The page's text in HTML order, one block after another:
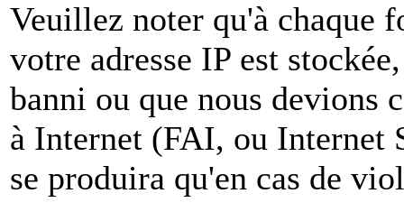
Veuillez noter qu'à chaque
votre adresse IP est
banni ou que nous devions
à Internet (FAI, ou
se produira qu'en cas de